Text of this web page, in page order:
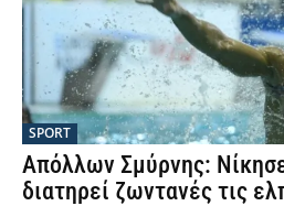
SPORT
Απόλλων Σμύρνης:
διατηρεί ζωντανές τις